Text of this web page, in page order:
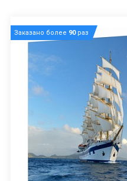
Заказано более 90раз